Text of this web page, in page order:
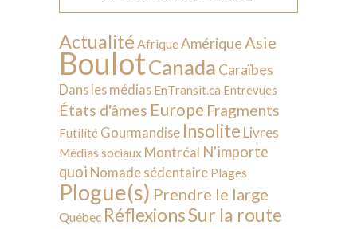
Actualité AfriqueAmérique Asie
BoulotCanada Caraïbes
Dans les médias EnTransit.ca Entrevues
États d'âmes Europe Fragments
Futilité Gourmandise Insolite Livres
Médias sociaux Montréal N'importe
quoi Nomade sédentaire Plages
Plogue(s) Prendre le large
Québec RéflexionsSur la route